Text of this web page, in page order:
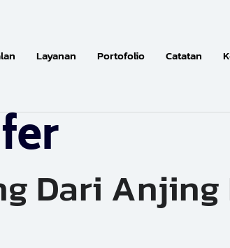
Layanan Portofolio Catatan
Dari Anjing